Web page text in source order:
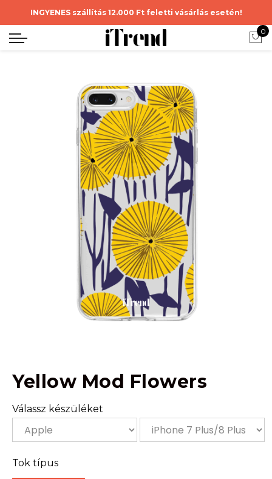
INGYENES szállítás 12.000 Ft feletti vásárlás esetén!
0
Yellow Mod Flowers
Válassz készüléket
Tok típus